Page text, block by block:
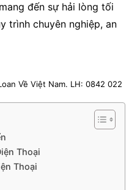
đến sự hải lòng tối
trình chuyên nghiệp, an
Về Việt Nam. LH: 0842 022
Thoại
Thoại